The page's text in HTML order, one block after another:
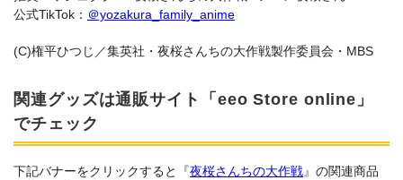
公式TikTok： ＠yozakura_family_anime
(C)権平ひつじ／集英社・夜桜さんちの大作戦製作委員会・MBS
関連グッズは通販サイト「eeo Store online」
でチェック
下記バナーをクリックすると『夜桜さんちの大作戦』の関連商品